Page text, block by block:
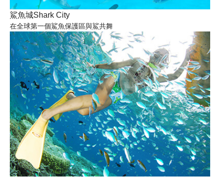
鯊魚城Shark City
在全球第一個鯊魚保護區與鯊共舞